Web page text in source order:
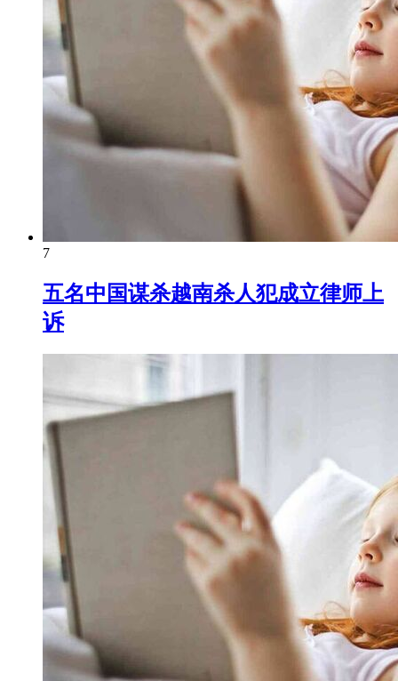
7
五名中国谋杀越南杀人犯成立律师上
诉